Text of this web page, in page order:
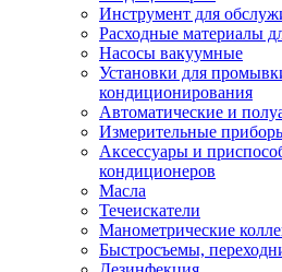
Инструмент для
Расходные материалы
Насосы вакуумные
Установки для
кондиционирования
Автоматические и
Измерительные
Аксессуары и
кондиционеров
Масла
Течеискатели
Манометрические
Быстросъемы,